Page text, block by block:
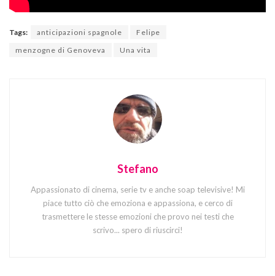
Tags: anticipazioni spagnole
Felipe
menzogne di Genoveva
Una vita
Stefano
Appassionato di cinema, serie tv e anche soap televisive! Mi
piace tutto ciò che emoziona e appassiona, e cerco di
trasmettere le stesse emozioni che provo nei testi che
scrivo... spero di riuscirci!